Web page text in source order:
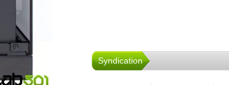
Syndication